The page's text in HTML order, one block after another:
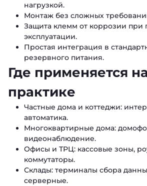
нагрузкой.
Монтаж без сложных
Защита клемм от коррозии при
эксплуатации.
Простая интеграция в
резервного питания.
Где применяется
практике
Частные дома и коттеджи:
автоматика.
Многоквартирные дома:
видеонаблюдение.
Офисы и ТРЦ: кассовые зоны,
коммутаторы.
Склады: терминалы сбора
серверные.